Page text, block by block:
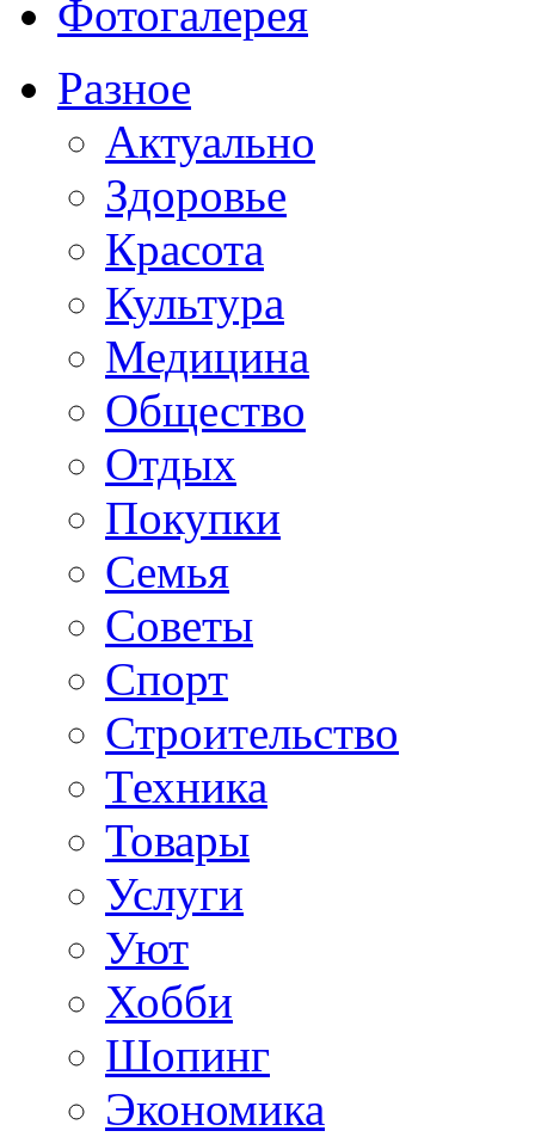
Фотогалерея
Разное
Актуально
Здоровье
Красота
Культура
Медицина
Общество
Отдых
Покупки
Семья
Советы
Спорт
Строительство
Техника
Товары
Услуги
Уют
Хобби
Шопинг
Экономика